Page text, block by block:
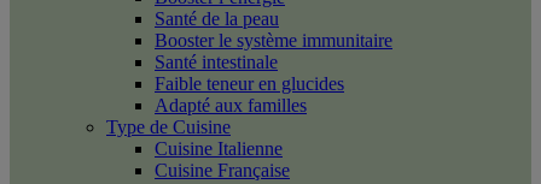
Santé de la peau
Booster le système immunitaire
Santé intestinale
Faible teneur en glucides
Adapté aux familles
Type de Cuisine
Cuisine Italienne
Cuisine Française